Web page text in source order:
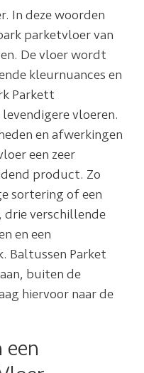
In deze woorden
parketvloer van
De vloer wordt
kleurnuances en
Parkett
vloeren.
en afwerkingen
een zeer
product. Zo
sortering of een
verschillende
en een
Baltussen Parket
buiten de
hiervoor naar de
een